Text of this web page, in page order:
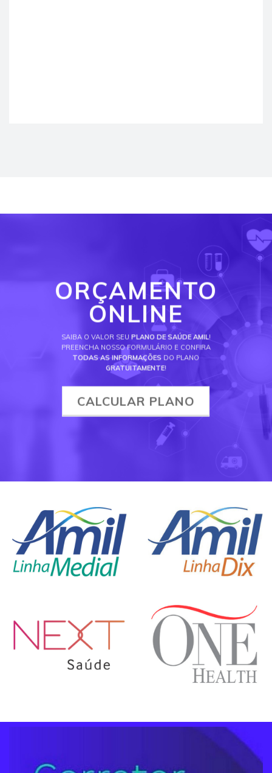
ORÇAMENTO
ONLINE
SAIBA O VALOR SEU PLANO DE SAÚDE AMIL!
PREENCHA NOSSO FORMULÁRIO E CONFIRA
TODAS AS INFORMAÇÕES DO PLANO
GRATUITAMENTE!
CALCULAR PLANO